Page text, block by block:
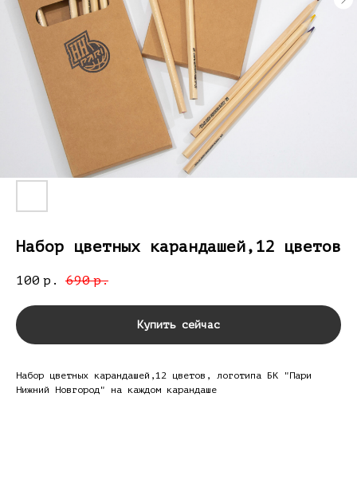
Набор цветных карандашей,12 цветов
100 р. 690 р.
Купить сейчас
Набор цветных карандашей,12 цветов, логотипа БК "Пари
Нижний Новгород" на каждом карандаше